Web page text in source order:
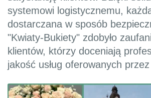
systemowi logistycznemu,
dostarczana w sposób
"Kwiaty-Bukiety" zdobyło
klientów, którzy doceniają
jakość usług oferowanych